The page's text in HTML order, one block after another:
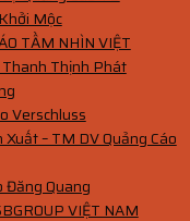
Mộc
TẦM NHÌN VIỆT
Thịnh Phát
Verschluss
Xuất – TM DV Quảng Cáo
Đăng Quang
VIỆT NAM